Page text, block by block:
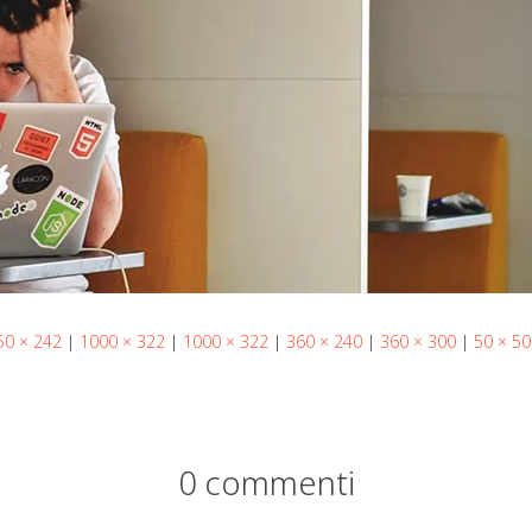
× 242 | 1000 × 322 | 1000 × 322 | 360 × 240 | 360 × 300 | 50 × 50
0 commenti